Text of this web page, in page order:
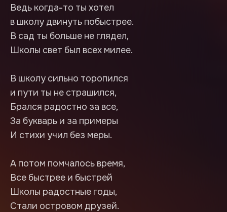
Ведь когда-то ты хотел
в школу двинуть побыстрее.
В сад ты больше не глядел,
Школы свет был всех милее.
В школу сильно торопился
и пути ты не страшился,
Брался радостно за все,
За букварь и за примеры
И стихи учил без меры.
А потом помчалось время,
Все быстрее и быстрей
Школы радостные годы,
Стали островом друзей.